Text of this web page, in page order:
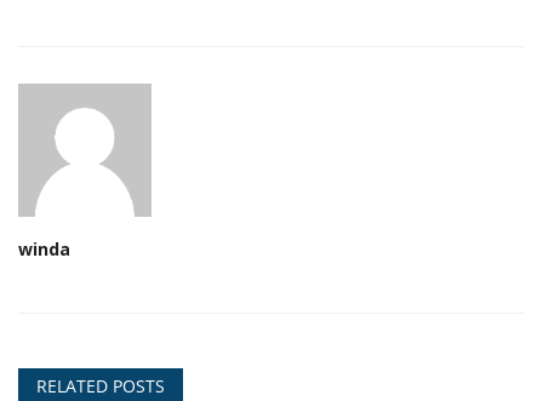
winda
RELATED POSTS